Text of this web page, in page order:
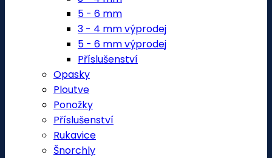
5 - 6 mm
3 - 4 mm výprodej
5 - 6 mm výprodej
Příslušenství
Opasky
Ploutve
Ponožky
Příslušenství
Rukavice
Šnorchly